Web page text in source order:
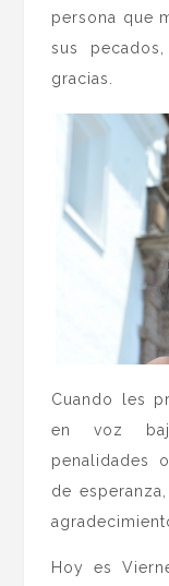
persona que
sus
gracias.
Cuando les
en voz
penalidades
de
Hoy es